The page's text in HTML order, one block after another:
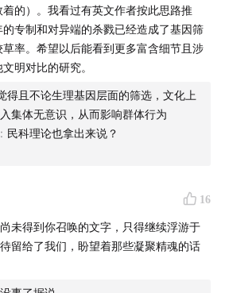
/ 播客一下
组/忽左忽右
的）。我看过有英文作者按此思路推
专制和对异端的杀戮已经造成了基因筛
率。希望以后能看到更多富含细节且涉
明对比的研究。
得且不论生理基因层面的筛选，文化上
集体无意识，从而影响群体行为
: 民科理论也拿出来说？
16
未得到你召唤的文字，只得继续浮游于
留给了我们，盼望着那些凝聚精魂的话